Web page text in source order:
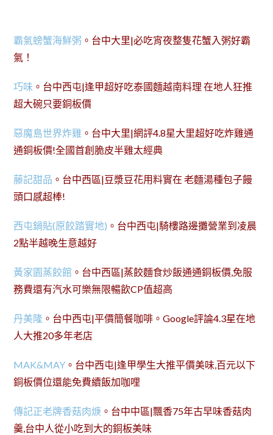
霸氣螃蟹海鮮粥 。台中大里|必吃宵夜整隻花蟹入粥好霸
氣！
巧味 。台中西屯|逢甲超好吃泰國麵越南料理 在地人狂推
超大碗只要銅板價
惡魔島世界炸雞 。台中大里|網評4.8星大里超好吃炸雞通
通銅板價!全國首創脆皮半雞太經典
藤記甜品 。台中西區|豆漿豆花用料實在 老麵湯種包子饅
頭口感超棒!
西屯鍋貼(原餃踏實地) 。台中西屯|騎樓路邊攤營業到凌晨
2點半越晚生意越好
黃家園蒸餃館 。台中西區|蒸餃麵食炒飯通通銅板價,免服
務費還有汽水可樂無限暢飲CP值超高
丹美隆 。台中西屯|平價簡餐咖啡。Google評論4.3星在地
人大推20多年老店
MAK&MAY 。台中西屯|逢甲學生大推平價美味,百元以下
銅板價位還能免費續飯加咖哩
傳記正老牌香菇肉焿 。台中中區|飄香75年古早味香菇肉
羹,台中人從小吃到大的銅板美味